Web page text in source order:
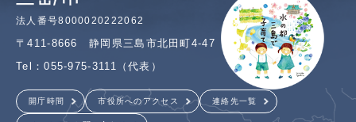
法人番号8000020222062
〒411-8666 静岡県三島市北田町4-47
Tel：055-975-3111（代表）
開庁時間 市役所へのアクセス 連絡先一覧